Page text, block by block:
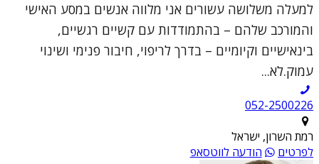
למעלה משלושה עשורים אני מלווה אנשים במסע האישי
והמורכב שלהם – בהתמודדות עם קשיים רגשיים,
בינאישיים וקיומיים – בדרך לריפוי, חיבור פנימי ושינוי
עמוק.לא...
052-2500226
רמת השרון, ישראל
לפרטים
הודעה לווטסאפ